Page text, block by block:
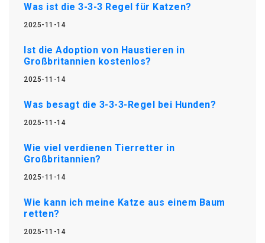
Was ist die 3-3-3 Regel für Katzen?
2025-11-14
Ist die Adoption von Haustieren in
Großbritannien kostenlos?
2025-11-14
Was besagt die 3-3-3-Regel bei Hunden?
2025-11-14
Wie viel verdienen Tierretter in
Großbritannien?
2025-11-14
Wie kann ich meine Katze aus einem Baum
retten?
2025-11-14